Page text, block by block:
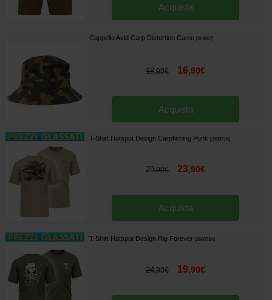
Acquista
Cappello Avid Carp Distortion Camo 269087]
18,90€ 16,90€
Acquista
T-Shirt Hotspot Design Carpfishing Punk 269071A]
29,90€ 23,90€
Acquista
T-Shirt Hotspot Design Rig Forever 269063A]
24,90€ 19,90€